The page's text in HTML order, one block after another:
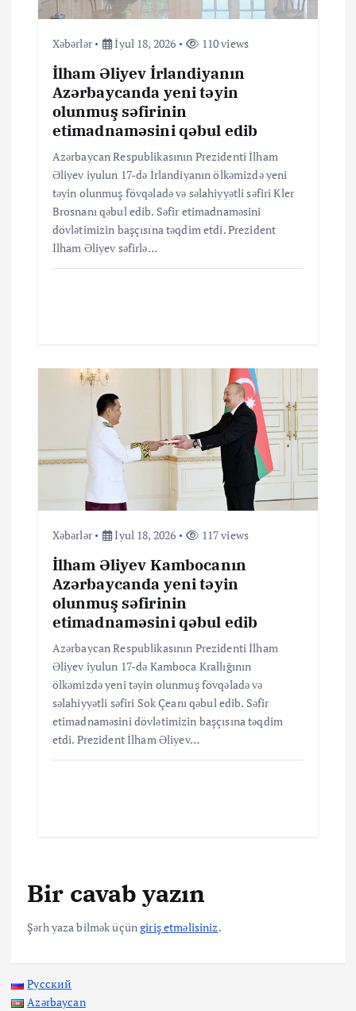
Xəbərlər İyul 18, 2026 110 views
İlham Əliyev İrlandiyanın
Azərbaycanda yeni təyin
olunmuş səfirinin
etimadnaməsini qəbul edib
Azərbaycan Respublikasının Prezidenti İlham
Əliyev iyulun 17-də İrlandiyanın ölkəmizdə yeni
təyin olunmuş fövqəladə və səlahiyyətli səfiri Kler
Brosnanı qəbul edib. Səfir etimadnaməsini
dövlətimizin başçısına təqdim etdi. Prezident
İlham Əliyev səfirlə…
Xəbərlər İyul 18, 2026 117 views
İlham Əliyev Kambocanın
Azərbaycanda yeni təyin
olunmuş səfirinin
etimadnaməsini qəbul edib
Azərbaycan Respublikasının Prezidenti İlham
Əliyev iyulun 17-də Kamboca Krallığının
ölkəmizdə yeni təyin olunmuş fövqəladə və
səlahiyyətli səfiri Sok Çeanı qəbul edib. Səfir
etimadnaməsini dövlətimizin başçısına təqdim
etdi. Prezident İlham Əliyev…
Bir cavab yazın
Şərh yaza bilmək üçüngiriş etməlisiniz.
Русский
Azərbaycan